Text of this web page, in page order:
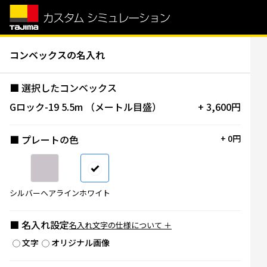
コンベックスの名入れ
■ 選択したコンベックス
Gロック-19 5.5m （メートル目盛）
+ 3,600円
■ プレートの色 + 0円
シルバーヘアラインホワイト
■ 名入れ設定名入れ文字の仕様について ＋
文字 オリジナル画像